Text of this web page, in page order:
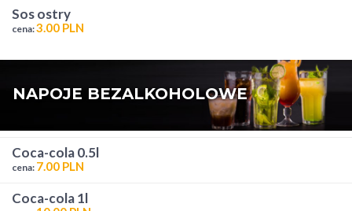
sos ostry
cena:3.00 PLN
NAPOJE BEZALKOHOLOWE
coca-cola 0.5l
cena: 7.00 PLN
coca-cola 1l